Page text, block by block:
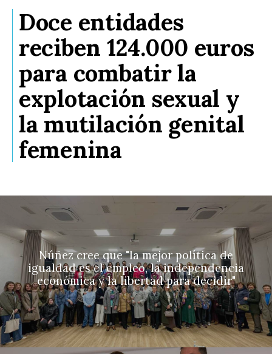
Doce entidades
reciben 124.000 euros
para combatir la
explotación sexual y
la mutilación genital
femenina
Núñez cree que "la mejor política de
igualdad es el empleo, la independencia
económica y la libertad para decidir"